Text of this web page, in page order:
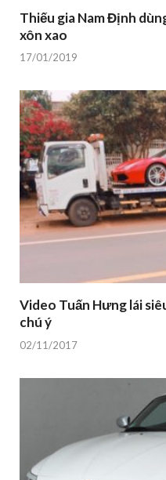
Thiếu gia Nam Định
xôn xao
17/01/2019
Video Tuấn Hưng lái
chú ý
02/11/2017